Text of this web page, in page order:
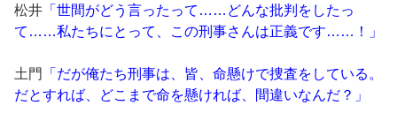
松井 「世間がどう言ったって……どんな批判をしたっ
て……私たちにとって、この刑事さんは正義です……！」
土門
「だが俺たち刑事は、皆、命懸けで捜査をしている。
だとすれば、どこまで命を懸ければ、間違いなんだ？」